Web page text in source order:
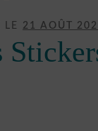
LE 21 AOÛT